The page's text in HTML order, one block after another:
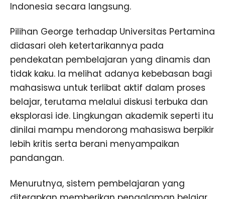
Indonesia secara langsung.
Pilihan George terhadap Universitas Pertamina
didasari oleh ketertarikannya pada
pendekatan pembelajaran yang dinamis dan
tidak kaku. Ia melihat adanya kebebasan bagi
mahasiswa untuk terlibat aktif dalam proses
belajar, terutama melalui diskusi terbuka dan
eksplorasi ide. Lingkungan akademik seperti itu
dinilai mampu mendorong mahasiswa berpikir
lebih kritis serta berani menyampaikan
pandangan.
Menurutnya, sistem pembelajaran yang